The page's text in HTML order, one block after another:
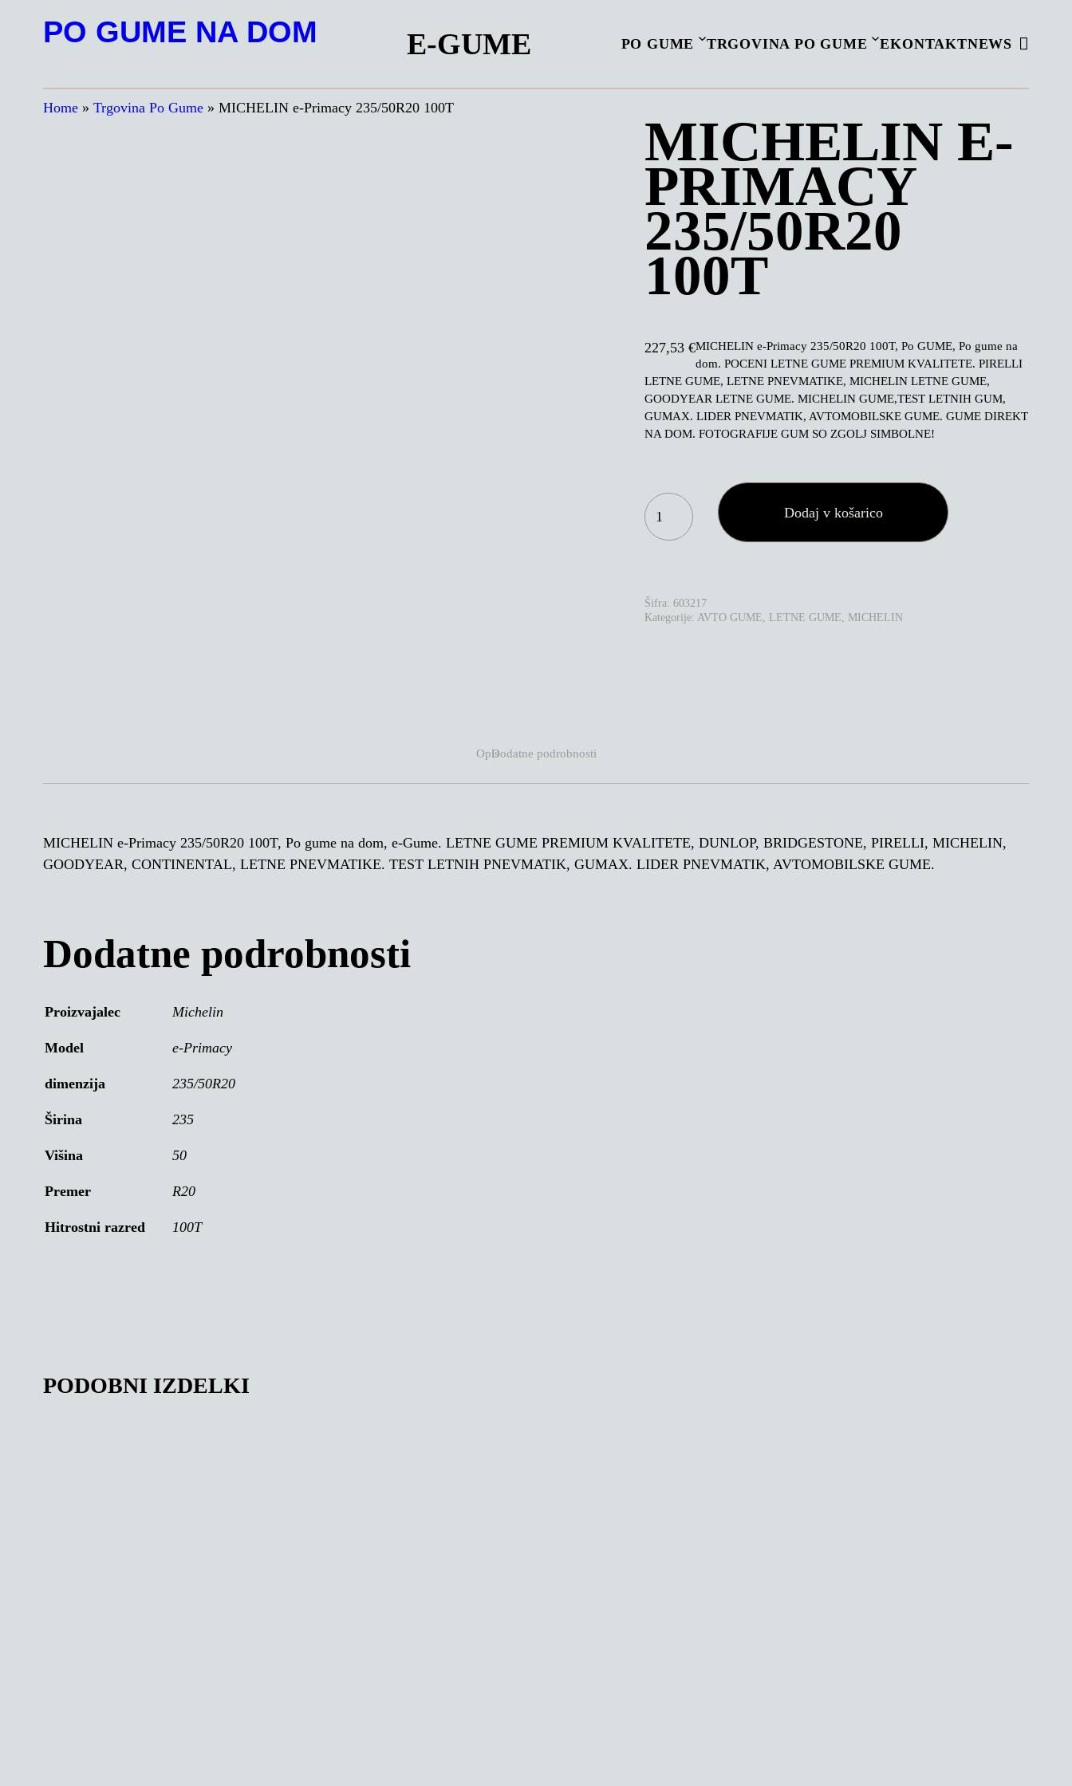
PO GUME NA DOM E-GUME PO GUME TRGOVINA PO GUME EKONTAKTNEWS
Home» Trgovina Po Gume» MICHELIN e-Primacy 235/50R20 100T
MICHELIN E-
PRIMACY
235/50R20
100T
227,53€MICHELIN e-Primacy 235/50R20 100T, Po GUME, Po gume na
dom. POCENI LETNE GUME PREMIUM KVALITETE. PIRELLI
LETNE GUME, LETNE PNEVMATIKE, MICHELIN LETNE GUME,
GOODYEAR LETNE GUME. MICHELIN GUME,TEST LETNIH GUM,
GUMAX. LIDER PNEVMATIK, AVTOMOBILSKE GUME. GUME DIREKT
NA DOM. FOTOGRAFIJE GUM SO ZGOLJ SIMBOLNE!
MICHELIN
E-
PRIMACY
235/50R20
Dodaj v košarico
Šifra:603217
Kategorije: AVTO GUME LETNE GUME MICHELIN
OpisDodatne podrobnosti
MICHELIN e-Primacy 235/50R20 100T, Po gume na dom, e-Gume. LETNE GUME PREMIUM KVALITETE, DUNLOP, BRIDGESTONE, PIRELLI, MICHELIN,
GOODYEAR, CONTINENTAL, LETNE PNEVMATIKE. TEST LETNIH PNEVMATIK, GUMAX. LIDER PNEVMATIK, AVTOMOBILSKE GUME.
Dodatne podrobnosti
Proizvajalec Michelin
Model e-Primacy
dimenzija 235/50R20
Širina 235
Višina 50
Premer R20
Hitrostni razred 100T
PODOBNI IZDELKI